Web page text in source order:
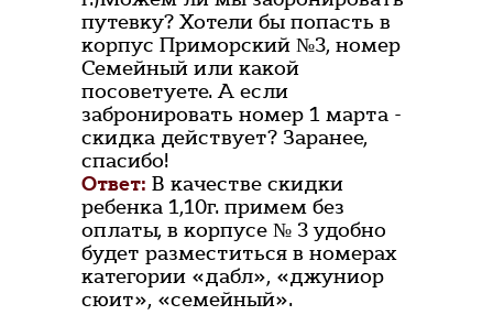
путевку? Хотели бы попасть в
корпус Приморский №3, номер
Семейный или какой
посоветуете. А если
забронировать номер 1 марта -
скидка действует? Заранее,
спасибо!
Ответ: В качестве скидки
ребенка 1,10г. примем без
оплаты, в корпусе № 3 удобно
будет разместиться в номерах
категории «дабл», «джуниор
сюит», «семейный».